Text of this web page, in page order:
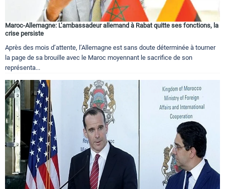
Maroc-Allemagne: L’ambassadeur allemand à Rabat quitte ses fonctions, la
crise persiste
Après des mois d’attente, l’Allemagne est sans doute déterminée à tourner
la page de sa brouille avec le Maroc moyennant le sacrifice de son
représenta...